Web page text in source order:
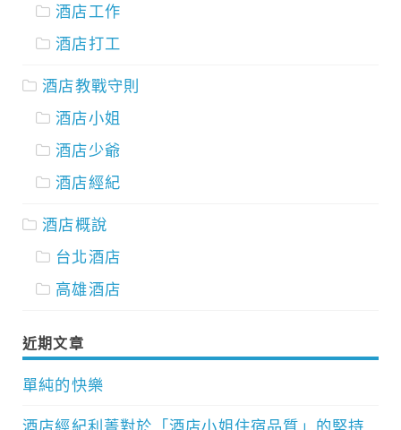
酒店工作
酒店打工
酒店教戰守則
酒店小姐
酒店少爺
酒店經紀
酒店概說
台北酒店
高雄酒店
近期文章
單純的快樂